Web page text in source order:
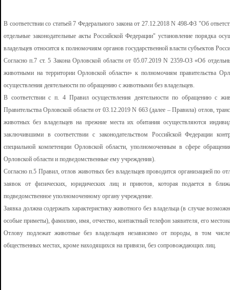
В соответствии со статьей 7 Федерального закона от 27.12.2018 N 498-ФЗ "Об
отдельные законодательные акты Российской Федерации" установление порядка
владельцев относится к полномочиям органов государственной власти субъектов
Согласно п.7 ст. 5 Закона Орловской области от 05.07.2019 N 2359-ОЗ «Об
животными на территории Орловской области» к полномочиям правительства
осуществления деятельности по обращению с животными без владельцев.
В соответствии с п. 4 Правил осуществления деятельности по обращению с
Правительства Орловской области от 03.12.2019 N 663 (далее – Правила) отлов,
животных без владельцев на прежние места их обитания осуществляются
заключившими в соответствии с законодательством Российской Федерации
специальной компетенции Орловской области, уполномоченным в сфере
Орловской области и подведомственные ему учреждения).
Согласно п.5 Правил, отлов животных без владельцев проводится организацией по
заявок от физических, юридических лиц и приютов, которая подается в
подведомственное уполномоченному органу учреждение.
Заявка должна содержать характеристику животного без владельца (в случае
особые приметы), фамилию, имя, отчество, контактный телефон заявителя, его
Отлову подлежат животные без владельцев независимо от породы, в том
общественных местах, кроме находящихся на привязи, без сопровождающих лиц.